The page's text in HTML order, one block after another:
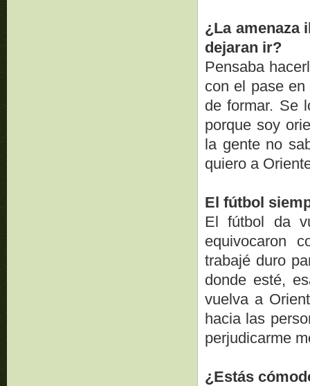
¿La amenaza
dejaran ir?
Pensaba
con el pase
de formar. Se
porque soy
la gente no
quiero a
El fútbol
El fútbol da
equivocaron
trabajé duro
donde esté,
vuelva a
hacia las
perjudicarme
¿Estás